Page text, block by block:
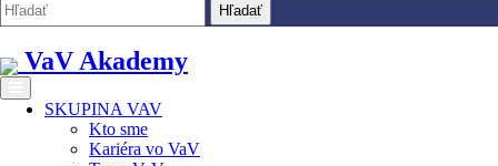
Hľadať
VaV Akademy
SKUPINA VAV
Kto sme
Kariéra vo VaV